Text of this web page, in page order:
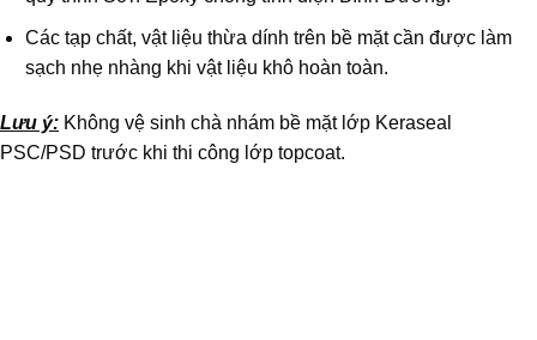
Các tạp chất, vật liệu thừa dính trên bề mặt cần được làm
sạch nhẹ nhàng khi vật liệu khô hoàn toàn.
Lưu ý: Không vệ sinh chà nhám bề mặt lớp Keraseal
PSC/PSD trước khi thi công lớp topcoat.